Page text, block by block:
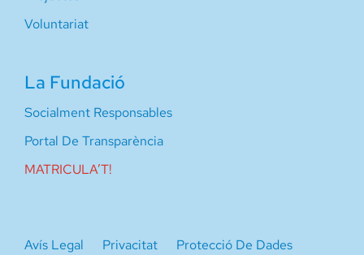
Voluntariat
La Fundació
Socialment Responsables
Portal De Transparència
MATRICULA’T!
Avís Legal Privacitat Protecció De Dades